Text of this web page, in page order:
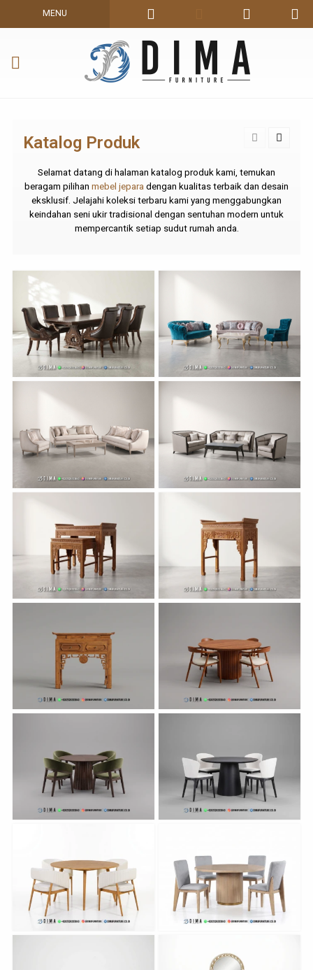
MENU
Katalog Produk
Selamat datang di halaman katalog produk kami, temukan
beragam pilihan mebel jepara dengan kualitas terbaik dan desain
eksklusif. Jelajahi koleksi terbaru kami yang menggabungkan
keindahan seni ukir tradisional dengan sentuhan modern untuk
mempercantik setiap sudut rumah anda.